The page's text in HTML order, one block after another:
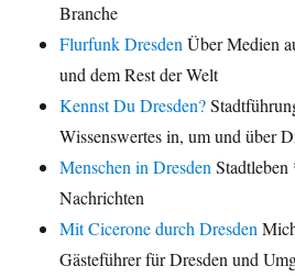
Branche
Flurfunk Dresden Über Medien
und dem Rest der Welt
Kennst Du Dresden?
Wissenswertes in, um und über
Menschen in Dresden
Nachrichten
Mit Cicerone durch Dresden
Gästeführer für Dresden und